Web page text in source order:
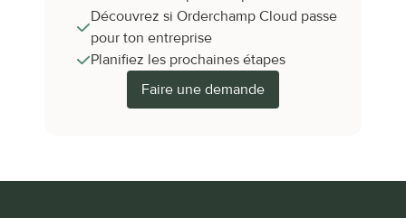
Découvrez si Orderchamp Cloud passe
pour ton entreprise
Planifiez les prochaines étapes
Faire une demande